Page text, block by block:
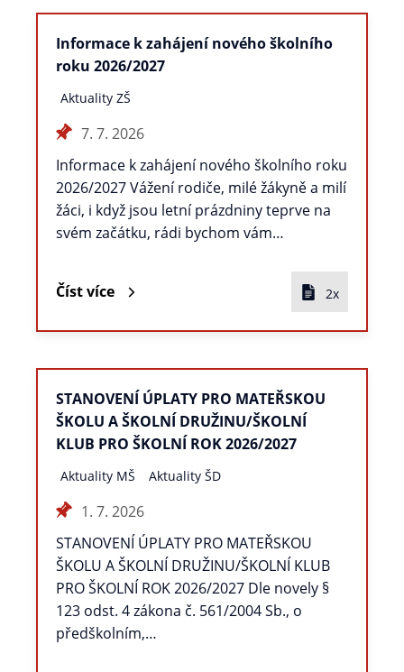
Informace k zahájení nového školního
roku 2026/2027
Aktuality ZŠ
7. 7. 2026
Informace k zahájení nového školního roku
2026/2027 Vážení rodiče, milé žákyně a milí
žáci, i když jsou letní prázdniny teprve na
svém začátku, rádi bychom vám…
Číst více 2x
STANOVENÍ ÚPLATY PRO MATEŘSKOU
ŠKOLU A ŠKOLNÍ DRUŽINU/ŠKOLNÍ
KLUB PRO ŠKOLNÍ ROK 2026/2027
Aktuality MŠ Aktuality ŠD
1. 7. 2026
STANOVENÍ ÚPLATY PRO MATEŘSKOU
ŠKOLU A ŠKOLNÍ DRUŽINU/ŠKOLNÍ KLUB
PRO ŠKOLNÍ ROK 2026/2027 Dle novely §
123 odst. 4 zákona č. 561/2004 Sb., o
předškolním,…